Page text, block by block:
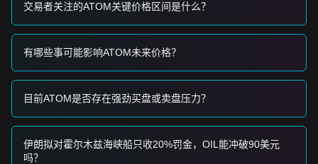
交易者关注的ATOM关键价格区间是什么？
有哪些事可能影响ATOM未来价格？
目前ATOM是否存在强劲买盘或卖盘压力？
伊朗拟对霍尔木兹海峡船只收20%罚金，OIL能冲破90美元
吗？